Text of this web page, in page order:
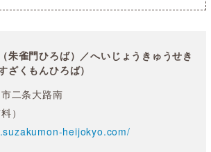
朱雀門ひろば）／へいじょうきゅうせき
ざくもんひろば）
二条大路南
）
heijokyo.com/